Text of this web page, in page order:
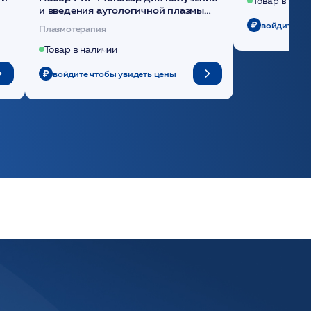
и введения аутологичной плазмы
(саше 1шт)/Medical Case
Плазмотерапия
Товар в наличии
войдите чтобы увидеть цены
войдите